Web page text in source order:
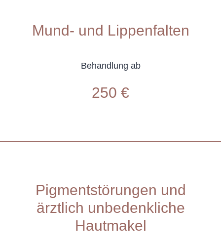
Mund- und Lippenfalten
Behandlung ab
250 €
Pigmentstörungen und
ärztlich unbedenkliche
Hautmakel